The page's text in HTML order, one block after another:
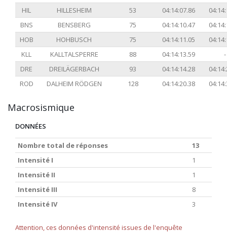
HIL HILLESHEIM 53 04:14:07.86
BNS
BENSBERG 75 04:14:10.47
HOB
HOHBUSCH 75 04:14:11.05
KLL
KALLTALSPERRE 88 04:14:13.59
-
DRE
DREILÄGERBACH 93 04:14:14.28
ROD
DALHEIM RÖDGEN 128 04:14:20.38
Macrosismique
DONNÉES
Nombre total de réponses
13
Intensité I
1
Intensité II
1
Intensité III
8
Intensité IV
3
Attention, ces données d'intensité issues de l'enquête